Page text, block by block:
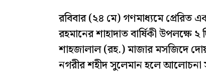
রবিবার (২৪ মে) গণমাধ্যমে প্রেরিত
রহমানের শাহাদাত বার্ষিকী উপলক্ষে
শাহজালাল (রহ.) মাজার মসজিদে
নগরীর শহীদ সুলেমান হলে আলোচনা